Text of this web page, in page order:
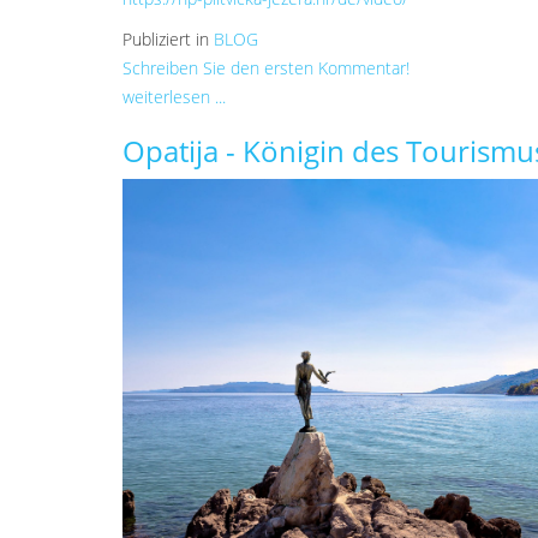
Publiziert in BLOG
Schreiben Sie den ersten Kommentar!
weiterlesen ...
Opatija - Königin des